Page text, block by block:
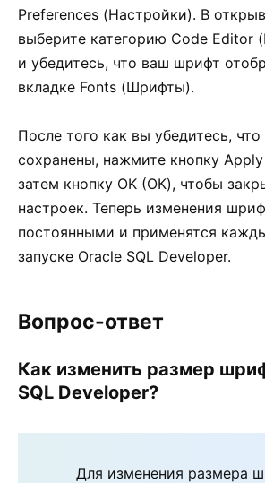
Preferences (Настройки). В
выберите категорию Code Editor
и убедитесь, что ваш шрифт
вкладке Fonts (Шрифты).
После того как вы убедитесь,
сохранены, нажмите кнопку
затем кнопку OK (ОК), чтобы
настроек. Теперь изменения
постоянными и применятся
запуске Oracle SQL Developer.
Вопрос-ответ
Как изменить размер
SQL Developer?
Для изменения размера